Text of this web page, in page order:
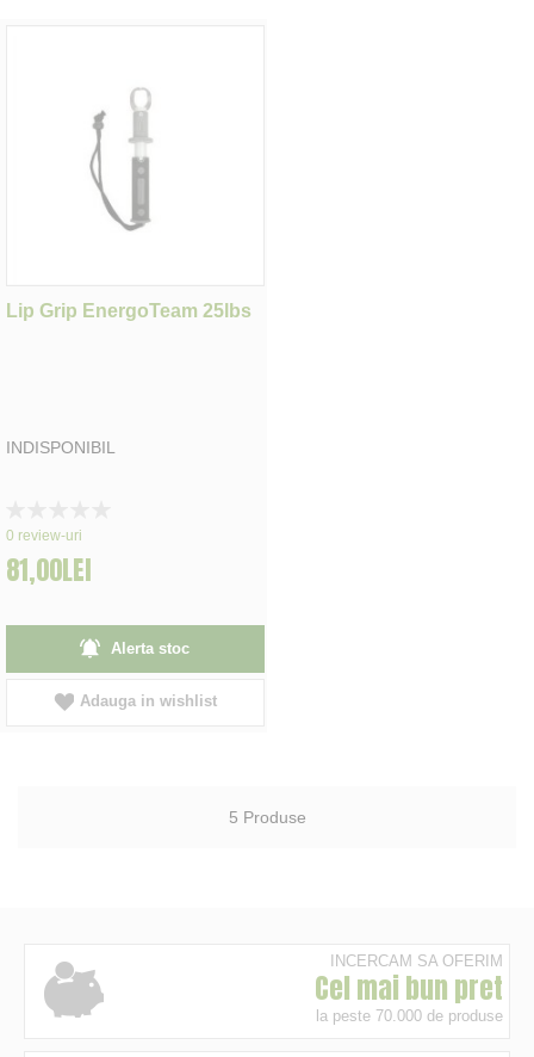
Lip Grip EnergoTeam 25lbs
INDISPONIBIL
0%
0 review-uri
81,00LEI
Alerta stoc
Adauga in wishlist
5 Produse
INCERCAM SA OFERIM
Cel mai bun pret
la peste 70.000 de produse